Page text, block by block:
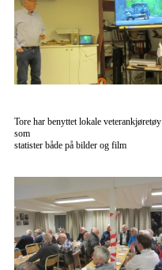
Tore har benyttet lokale veterankjøretøy
som
statister både på bilder og film